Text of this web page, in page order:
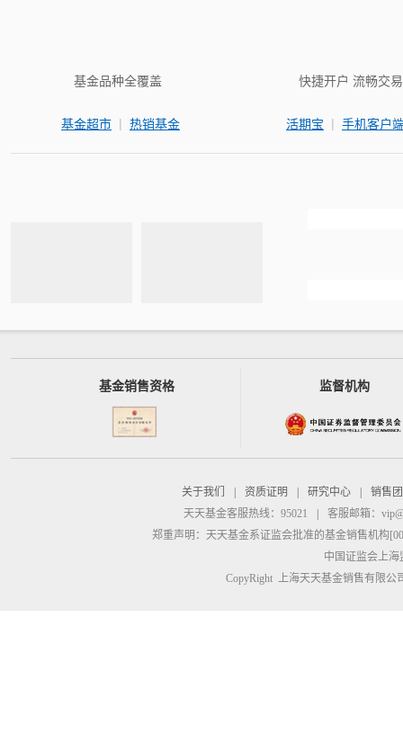
基金品种全覆盖
基金超市 | 热销基金
快捷开户 流畅交易
活期宝 | 手机客户
基金销售资格 监督机构
关于我们 资质证明 研究中心
销售
天天基金客服热线：95021
客服邮箱：
郑重声明： 天天基金系证监会批准的基金销售机构
中国证监会上
CopyRight 上海天天基金销售有限